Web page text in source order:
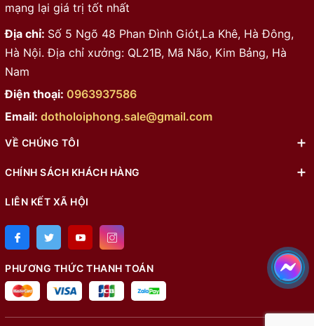
mạng lại giá trị tốt nhất
Địa chỉ: Số 5 Ngõ 48 Phan Đình Giót,La Khê, Hà Đông,
Hà Nội. Địa chỉ xưởng: QL21B, Mã Não, Kim Bảng, Hà
Nam
Điện thoại: 0963937586
Email: dotholoiphong.sale@gmail.com
VỀ CHÚNG TÔI
CHÍNH SÁCH KHÁCH HÀNG
LIÊN KẾT XÃ HỘI
PHƯƠNG THỨC THANH TOÁN